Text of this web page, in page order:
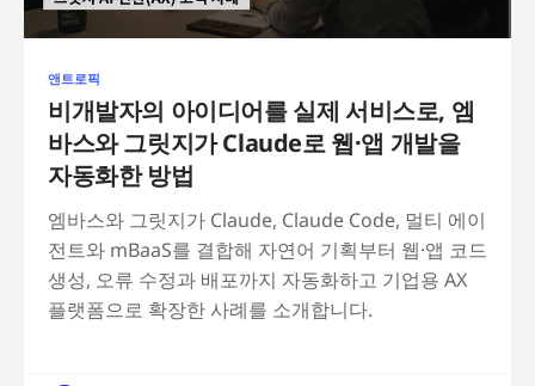
앤트로픽
비개발자의 아이디어를 실제 서비스로, 엠
바스와 그릿지가 Claude로 웹·앱 개발을
자동화한 방법
엠바스와 그릿지가 Claude, Claude Code, 멀티 에이
전트와 mBaaS를 결합해 자연어 기획부터 웹·앱 코드
생성, 오류 수정과 배포까지 자동화하고 기업용 AX
플랫폼으로 확장한 사례를 소개합니다.